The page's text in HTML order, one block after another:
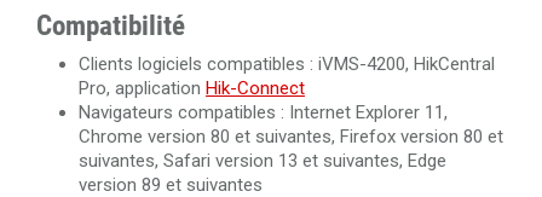
Compatibilité
Clients logiciels compatibles : iVMS-4200, HikCentral
Pro, application Hik-Connect
Navigateurs compatibles : Internet Explorer 11,
Chrome version 80 et suivantes, Firefox version 80 et
suivantes, Safari version 13 et suivantes, Edge
version 89 et suivantes